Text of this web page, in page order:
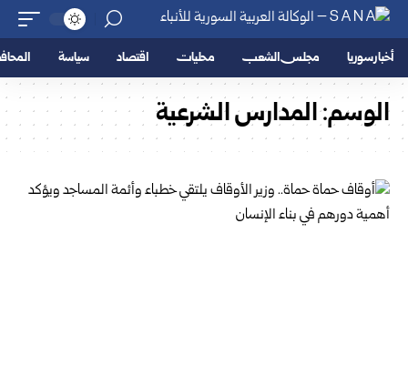
أخبار سوريا مجلس الشعب محليات اقتصاد سياسة
الوسم:المدارس الشرعية